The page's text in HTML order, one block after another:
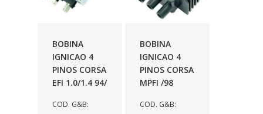
BOBINA
IGNICAO 4
PINOS CORSA
EFI 1.0/1.4 94/
COD. G&B:
BOBINA
IGNICAO 4
PINOS CORSA
MPFI /98
COD. G&B: